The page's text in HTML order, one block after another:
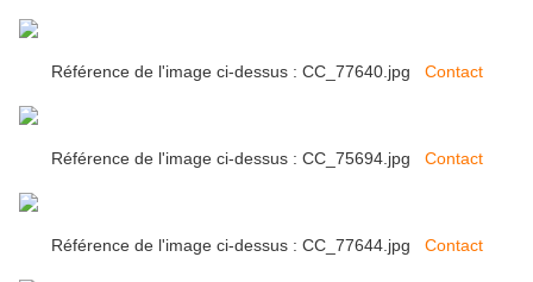
Référence de l'image ci-dessus : CC_77640.jpg Contact
Référence de l'image ci-dessus : CC_75694.jpg Contact
Référence de l'image ci-dessus : CC_77644.jpg Contact